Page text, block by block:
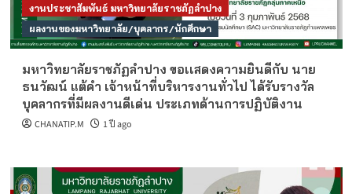
งานประชาสัมพันธ์ มหาวิทยาลัยราชภัฏลำปาง
ผลงานของมหาวิทยาลัย/บุคลากร/นักศึกษา
มหาวิทยาลัยราชภัฏลำปาง ขอเเสดงความยินดีกับ นาย
ธนวัฒน์ แต้คำ เจ้าหน้าที่บริหารงานทั่วไป ได้รับรางวัล
บุคลากรที่มีผลงานดีเด่น ประเภทด้านการปฏิบัติงาน
CHANATIP.M 1 ปี ago